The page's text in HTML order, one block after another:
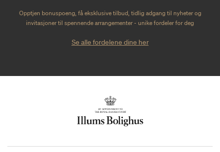
Opptjen bonuspoeng, få eksklusive tilbud, tidlig adgang til nyheter og
invitasjoner til spennende arrangementer - unike fordeler for deg
Se alle fordelene dine her